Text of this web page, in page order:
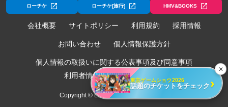
ローチケ ローチケ[旅行] HMV&BOOKS
会社概要 サイトポリシー 利用規約 採用情報
お問い合わせ 個人情報保護方針
個人情報の取扱いに関する公表事項及び同意事項
利用者情報の外部送信について
Copyright © Lawson Entertainment, Inc.
✕
東京ゲームショウ2026
話題のチケットをチェック ›